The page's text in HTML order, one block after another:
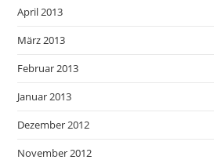
April 2013
März 2013
Februar 2013
Januar 2013
Dezember 2012
November 2012